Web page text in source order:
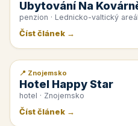
Ubytování Na
penzion · Lednicko-valtický areál
Číst článek →
📰 PR článek
📍 Znojemsko
Hotel Happy Star
hotel · Znojemsko
Číst článek →